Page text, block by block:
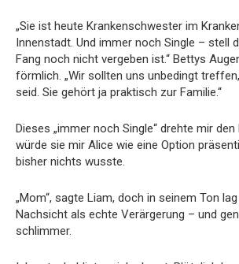
„Sie ist heute Krankenschwester im
Innenstadt. Und immer noch Single – stell
Fang noch nicht vergeben ist.“ Bettys
förmlich. „Wir sollten uns unbedingt
seid. Sie gehört ja praktisch zur Familie.“
Dieses „immer noch Single“ drehte mir
würde sie mir Alice wie eine Option
bisher nichts wusste.
„Mom“, sagte Liam, doch in seinem Ton
Nachsicht als echte Verärgerung – und
schlimmer.